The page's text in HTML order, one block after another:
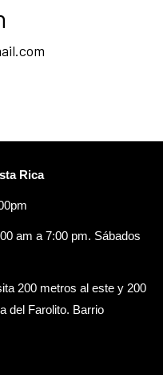
Rica
am a 7:00 pm. Sábados
200 metros al este y 200
del Farolito. Barrio